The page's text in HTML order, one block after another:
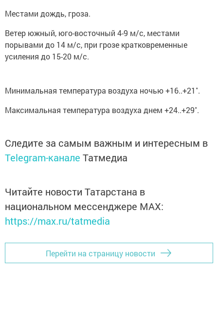
Местами дождь, гроза.
Ветер южный, юго-восточный 4-9 м/с, местами
порывами до 14 м/с, при грозе кратковременные
усиления до 15-20 м/с.
Минимальная температура воздуха ночью +16..+21˚.
Максимальная температура воздуха днем +24..+29˚.
Следите за самым важным и интересным в
Telegram-канале Татмедиа
Читайте новости Татарстана в
национальном мессенджере MАХ:
https://max.ru/tatmedia
Перейти на страницу новости